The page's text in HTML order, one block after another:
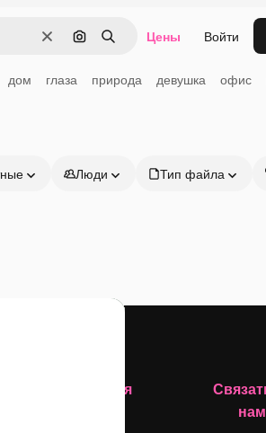
ОчиститьПоиск по изображению
Поиск Цены Войти
дом глаза природа девушка офис
Люди Тип файла
Компания